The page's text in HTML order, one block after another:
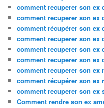
comment recuperer son ex
comment recuperer son ex
comment récupérer son ex
comment recuperer son ex
comment recuperer son ex
comment recuperer son ex
comment recuperer son ex
comment récupérer son ex
comment recuperer son ex
Comment rendre son ex